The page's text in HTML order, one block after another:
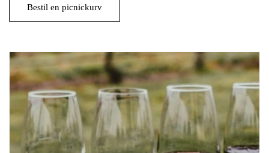
Bestil en picnickurv